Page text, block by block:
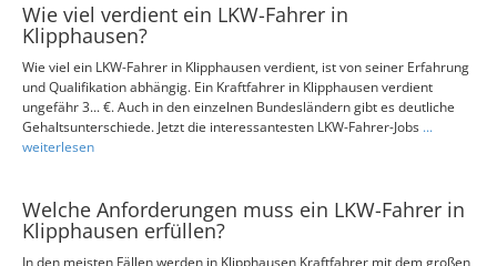
Wie viel verdient ein LKW-Fahrer in
Klipphausen?
Wie viel ein LKW-Fahrer in Klipphausen verdient, ist von seiner Erfahrung
und Qualifikation abhängig. Ein Kraftfahrer in Klipphausen verdient
ungefähr 3... €. Auch in den einzelnen Bundesländern gibt es deutliche
Gehaltsunterschiede. Jetzt die interessantesten LKW-Fahrer-Jobs ...
weiterlesen
Welche Anforderungen muss ein LKW-Fahrer in
Klipphausen erfüllen?
In den meisten Fällen werden in Klipphausen Kraftfahrer mit dem großen